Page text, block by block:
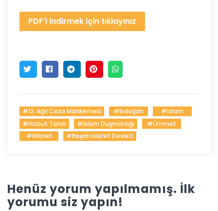
PDF'i indirmek için tıklayınız
#12. Ağır Ceza Mahkemesi #erdoğan
#islam
#Hizbut Tahrir
#İslam Duşmanlığı
#ümmet
#hilafet
#Raşidi Hilafet Devleti
Henüz yorum yapılmamış. İlk
yorumu siz yapın!